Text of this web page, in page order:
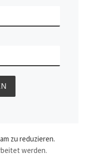
zu reduzieren.
werden.